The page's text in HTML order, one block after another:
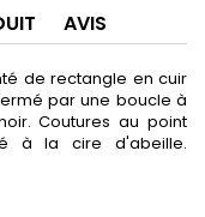
AVIS
de rectangle en cuir
par une boucle à
Coutures au point
à la cire d'abeille.